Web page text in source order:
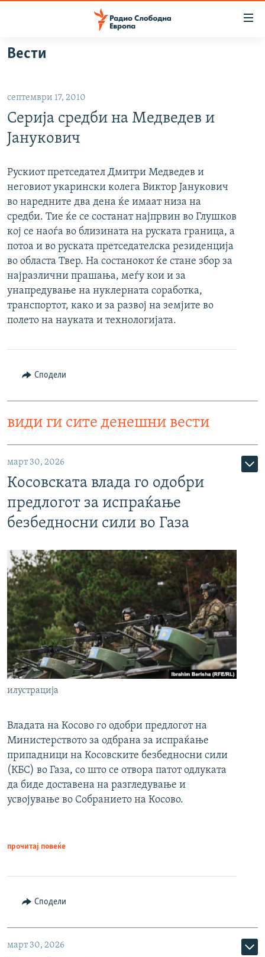
Оди
на
главната
навигација
Премини
на
пребарување
ВИЗУЕЛНО
ВЕСТИ
ШТО ТРЕБА ДА ЗНАЕТЕ
ПРИЈАВИ СЕ ЗА ЊУЗЛЕТЕР
ПОДКАСТ ЗОШТО?
СЛЕДЕТЕ НЕ
РСЕ веб страници
Вести
септември 17, 2010
Серија средби на Медведев и
Јанукович
Рускиот претседател Дмитри Медведев и
неговиот укарински колега Виктор Јанукович
во наредните два дена ќе имаат низа на
средби. Тие ќе се состанат најпрвин во Глушков
кој се наоѓа во близината на руската граница, а
потоа и во руската претседателска резиденција
во областа Твер. На состанокот ќе стане збор за
најразлични прашања, меѓу кои и за
унапредување на нуклерната соработка,
транспортот, како и за развој на земјите во
полето на науката и технологијата.
Сподели
види ги сите денешни вести
март 30, 2026
Косовската влада го одобри
предлогот за испраќање
безбедносни сили во Газа
илустрација
Владата на Косово го одобри предлогот на
Министерството за одбрана за испраќање
припадници на Косовските безбедносни сили
(КБС) во Газа, со што се отвора патот одлуката
да биде доставена на разгледување и
усвојување во Собранието на Косово.
прочитај повеќе
Сподели
март 30, 2026